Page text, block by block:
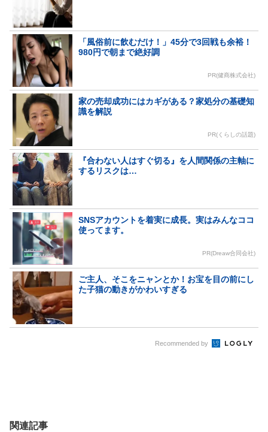
「風俗前に飲むだけ！」45分で3回戦も余裕！
980円で朝まで絶好調
PR(健商株式会社)
家の売却成功にはカギがある？家処分の基礎知
識を解説
PR(くらしの話題)
『合わない人はすぐ切る』を人間関係の主軸に
するリスクは…
SNSアカウントを着実に成長。実はみんなココ
使ってます。
PR(Dreaw合同会社)
ご主人、そこをニャンとか！お宝を目の前にし
た子猫の動きがかわいすぎる
Recommended by
関連記事